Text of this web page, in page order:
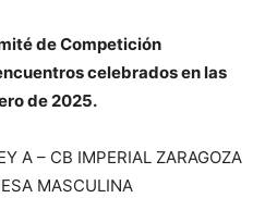
de Competición
celebrados en las
de 2025.
A – CB IMPERIAL ZARAGOZA
MASCULINA